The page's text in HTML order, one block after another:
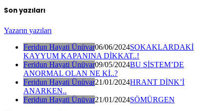
Son yazıları
Yazarın yazıları
Feridun Hayati Ünüvar06/06/2024SOKAKLARDAKİ
KAYYUM KAPANINA DİKKAT..!
Feridun Hayati Ünüvar09/05/2024BU SİSTEM’DE
ANORMAL OLAN NE Kİ..?
Feridun Hayati Ünüvar21/01/2024HRANT DİNK’İ
ANARKEN..
Feridun Hayati Ünüvar21/01/2024SÖMÜRGEN